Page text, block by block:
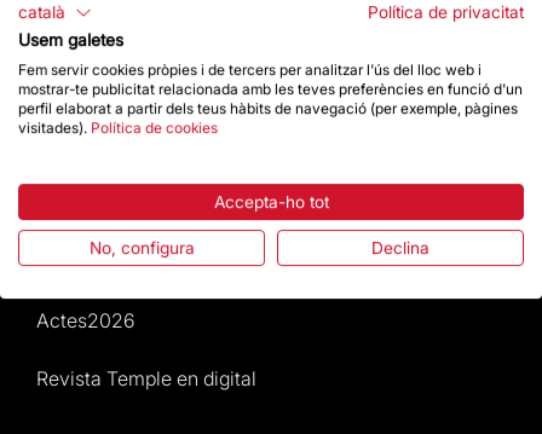
Atenció al Visitant
Normativa i condicions de compra
Dona un impuls
Actes2026
Revista Temple en digital
català
Política de privacitat
Usem galetes
Fem servir cookies pròpies i de tercers per analitzar l'ús del lloc web i
mostrar-te publicitat relacionada amb les teves preferències en funció d'un
perfil elaborat a partir dels teus hàbits de navegació (per exemple, pàgines
visitades). Política de cookies
Accepta-ho tot
No, configura Declina